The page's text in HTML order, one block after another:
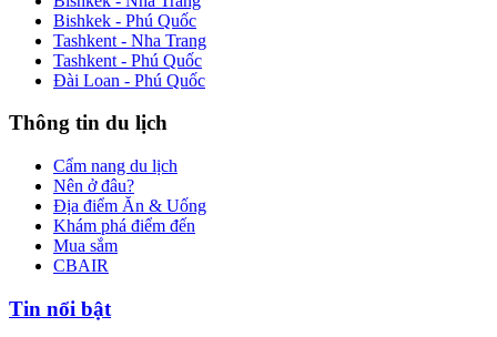
Bishkek - Phú Quốc
Tashkent - Nha Trang
Tashkent - Phú Quốc
Đài Loan - Phú Quốc
Thông tin du lịch
Cẩm nang du lịch
Nên ở đâu?
Địa điểm Ăn & Uống
Khám phá điểm đến
Mua sắm
CBAIR
Tin nổi bật